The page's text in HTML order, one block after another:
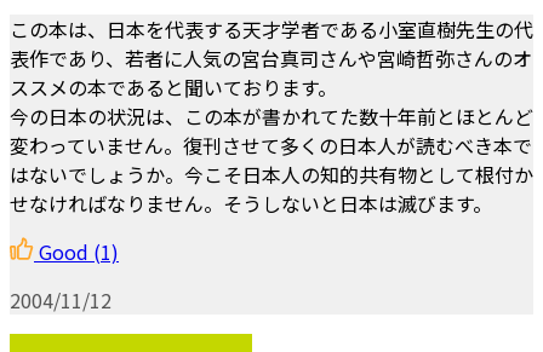
この本は、日本を代表する天才学者である小室直樹先生の代
表作であり、若者に人気の宮台真司さんや宮崎哲弥さんのオ
ススメの本であると聞いております。
今の日本の状況は、この本が書かれてた数十年前とほとんど
変わっていません。復刊させて多くの日本人が読むべき本で
はないでしょうか。今こそ日本人の知的共有物として根付か
せなければなりません。そうしないと日本は滅びます。
Good (1)
2004/11/12